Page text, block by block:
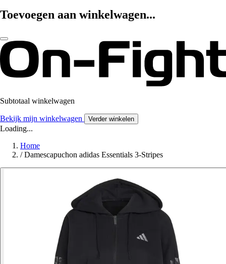
Toevoegen aan winkelwagen...
Subtotaal winkelwagen
Bekijk mijn winkelwagen Verder winkelen
Loading...
Home
/ Damescapuchon adidas Essentials 3-Stripes